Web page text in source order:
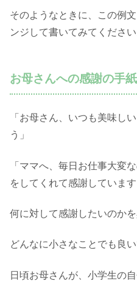
そのようなときに、この例
ンジして書いてみてください
お母さんへの感謝の手紙
「お母さん、いつも美味し
う」
「ママへ、毎日お仕事大変
をしてくれて感謝しています
何に対して感謝したいのか
どんなに小さなことでも良い
日頃お母さんが、小学生の